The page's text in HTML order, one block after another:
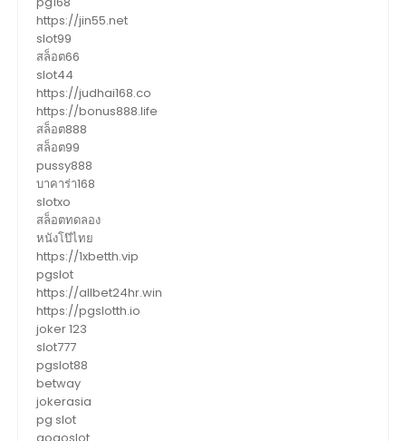
https://jin55.net
slot99
สล็อต66
slot44
https://judhai168.co
https://bonus888.life
สล็อต888
สล็อต99
pussy888
บาคาร่า168
slotxo
สล็อตทดลอง
หนังโป๊ไทย
https://1xbetth.vip
pgslot
https://allbet24hr.win
https://pgslotth.io
joker 123
slot777
pgslot88
betway
jokerasia
pg slot
gogoslot